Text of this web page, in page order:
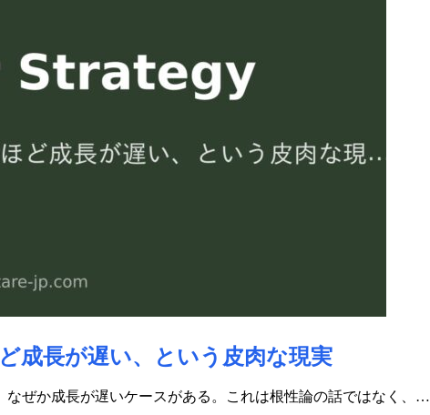
成長が遅い、という皮肉な現実
なぜか成長が遅いケースがある。これは根性論の話ではなく、…